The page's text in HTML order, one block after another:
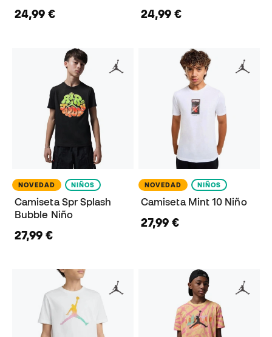
24,99 € 24,99 €
NOVEDAD NIÑOS
Camiseta Spr Splash
Bubble Niño
27,99 €
NOVEDAD NIÑOS
Camiseta Mint 10 Niño
27,99 €